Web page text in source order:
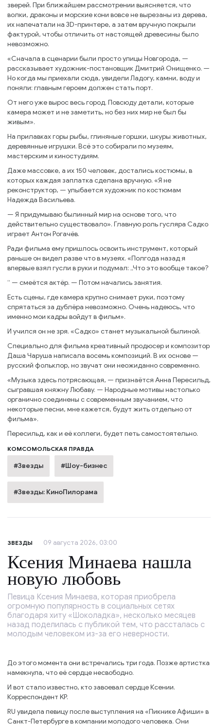
зверей. При ближайшем рассмотрении выясняется, что
волки, драконы и морские кони вовсе не вырезаны из дерева,
их напечатали на 3D-принтере, а затем вручную покрыли
фактурой, чтобы отличить от настоящей древесины было
невозможно.
«Сначала в сценарии были просто улицы Новгорода, —
рассказывает художник-постановщик Дмитрий Онищенко. —
Но когда мы приехали сюда, увидели Ладогу, камни, воду и
поняли: главным героем должен стать порт.
От него уже вырос весь город. Повсюду детали, которые
камера может и не заметить, но без них мир не был бы
живым».
На прилавках горы рыбы, глиняные горшки, шкуры животных,
деревянные игрушки. Всё это собирали по музеям,
мастерским и киностудиям.
Даже массовке, а их 150 человек, достались костюмы, в
которых каждая заплатка сделана вручную. «Я не
реконструктор, — улыбается художник по костюмам
Надежда Васильева.
— Я придумываю былинный мир на основе того, что
действительно существовало». Главную роль гусляра Садко
играет Антон Рогачёв.
Ради фильма ему пришлось освоить инструмент, который
раньше он видел разве что в музеях. «Полгода назад я
впервые взял гусли в руки и подумал: „Что это вообще такое?
“ — смеётся актёр. — Потом начались занятия.
Есть сцены, где камера крупно снимает руки, поэтому
спрятаться за дублёра невозможно. Очень надеюсь, что
именно мои кадры войдут в фильм».
И учился он не зря. «Садко» станет музыкальной былиной.
Специально для фильма креативный продюсер и композитор
Даша Чаруша написала восемь композиций. В их основе —
русский фольклор, но звучат они неожиданно современно.
«Музыка здесь потрясающая, — признаётся Анна Пересильд,
сыгравшая княжну Любаву. — Народные мотивы настолько
органично соединены с современным звучанием, что
некоторые песни, мне кажется, будут жить отдельно от
фильма».
Пересильд, как и её коллеги, будет петь самостоятельно.
КОМСОМОЛЬСКАЯ ПРАВДА
#Звезды #Шоу-бизнес
#Звезды: КиноПилорама
ЗВЕЗДЫ 09 августа 2026, 03:00
Ксения Минаева нашла
новую любовь
Певица Ксения Минаева, которая приобрела
огромную популярность в социальных сетях
благодаря хиту «Шоколадка», несколько месяцев
назад поделилась с публикой тем, что рассталась с
молодым человеком из-за его неверности.
До этого момента они встречались три года. Позже артистка
намекнула, что её сердце несвободно.
И вот стало известно, кто завоевал сердце Ксении.
Корреспондент KP.
RU увидела певицу после выступления на «Пикнике Афиши» в
Санкт-Петербурге в компании молодого человека. Они